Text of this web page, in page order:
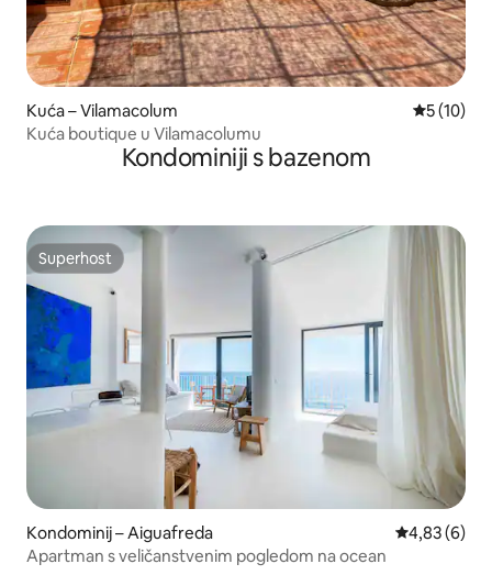
Kuća – Vilamacolum Prosječna
5 (10)
Kuća boutique u Vilamacolumu
Kondominiji s bazenom
Superhost
Superhost
Kondominij – Aiguafreda Prosječna
4,83 (6)
Apartman s veličanstvenim pogledom na ocean